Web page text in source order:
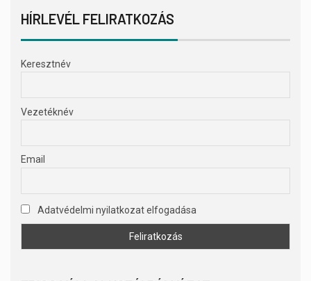
HÍRLEVÉL FELIRATKOZÁS
Keresztnév
Vezetéknév
Email
Adatvédelmi nyilatkozat elfogadása